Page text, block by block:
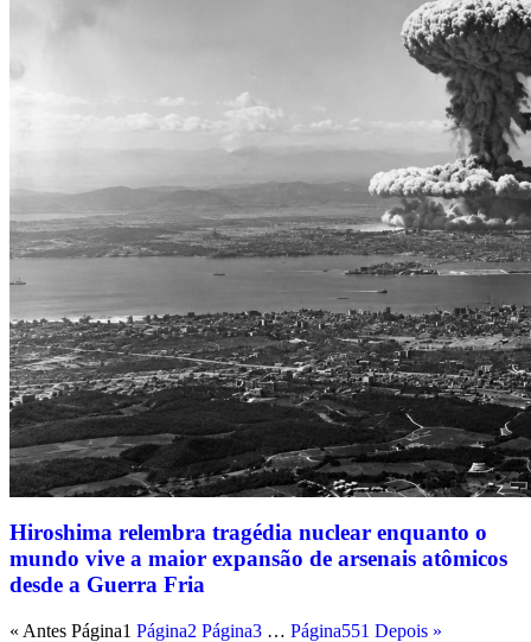
Hiroshima relembra tragédia nuclear enquanto o
mundo vive a maior expansão de arsenais atômicos
desde a Guerra Fria
« Antes Página1 Página2 Página3 … Página551 Depois »